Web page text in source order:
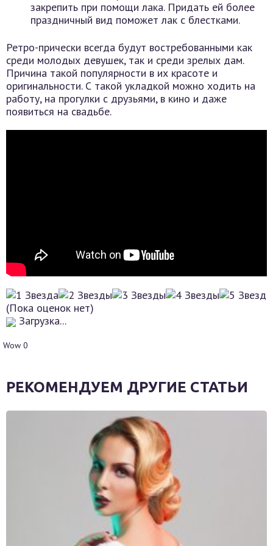
закрепить при помощи лака. Придать ей более
праздничный вид поможет лак с блестками.
Ретро-прически всегда будут востребованными как
среди молодых девушек, так и среди зрелых дам.
Причина такой популярности в их красоте и
оригинальности. С такой укладкой можно ходить на
работу, на прогулки с друзьями, в кино и даже
появиться на свадьбе.
(Пока оценок нет)
Загрузка...
Wow 0
РЕКОМЕНДУЕМ ДРУГИЕ СТАТЬИ